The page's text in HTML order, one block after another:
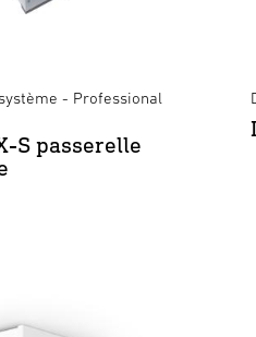
- Professional
S passerelle